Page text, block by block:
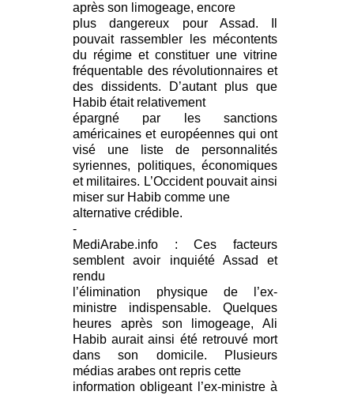
après son limogeage, encore
plus dangereux pour Assad. Il
pouvait rassembler les mécontents
du régime et constituer une vitrine
fréquentable des révolutionnaires et
des dissidents. D’autant plus que
Habib était relativement
épargné par les sanctions
américaines et européennes qui ont
visé une liste de personnalités
syriennes, politiques, économiques
et militaires. L’Occident pouvait ainsi
miser sur Habib comme une
alternative crédible.
-
MediArabe.info : Ces facteurs
semblent avoir inquiété Assad et
rendu
l’élimination physique de l’ex-
ministre indispensable. Quelques
heures après son limogeage, Ali
Habib aurait ainsi été retrouvé mort
dans son domicile. Plusieurs
médias arabes ont repris cette
information obligeant l’ex-ministre à